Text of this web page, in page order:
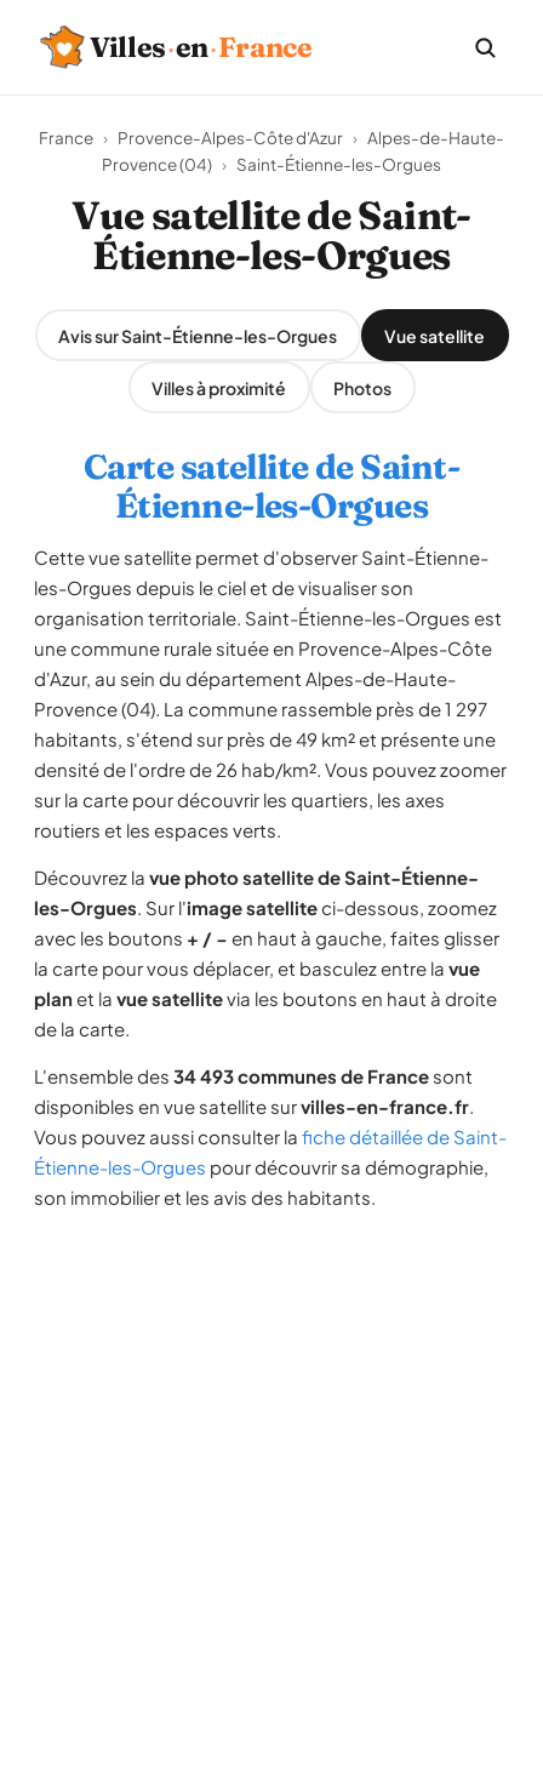
Villes·en·France
France › Provence-Alpes-Côte d'Azur › Alpes-de-Haute-
Provence (04) › Saint-Étienne-les-Orgues
Vue satellite de Saint-
Étienne-les-Orgues
Avis sur Saint-Étienne-les-Orgues Vue satellite
Villes à proximité Photos
Carte satellite de Saint-
Étienne-les-Orgues
Cette vue satellite permet d'observer Saint-Étienne-
les-Orgues depuis le ciel et de visualiser son
organisation territoriale. Saint-Étienne-les-Orgues est
une commune rurale située en Provence-Alpes-Côte
d'Azur, au sein du département Alpes-de-Haute-
Provence (04). La commune rassemble près de 1 297
habitants, s'étend sur près de 49 km² et présente une
densité de l'ordre de 26 hab/km². Vous pouvez zoomer
sur la carte pour découvrir les quartiers, les axes
routiers et les espaces verts.
Découvrez la vue photo satellite de Saint-Étienne-
les-Orgues. Sur l'image satelliteci-dessous, zoomez
avec les boutons + / − en haut à gauche, faites glisser
la carte pour vous déplacer, et basculez entre la vue
planet la vue satellitevia les boutons en haut à droite
de la carte.
L'ensemble des 34 493 communes de France sont
disponibles en vue satellite survilles-en-france.fr.
Vous pouvez aussi consulter la fiche détaillée de Saint-
Étienne-les-Orgues pour découvrir sa démographie,
son immobilier et les avis des habitants.